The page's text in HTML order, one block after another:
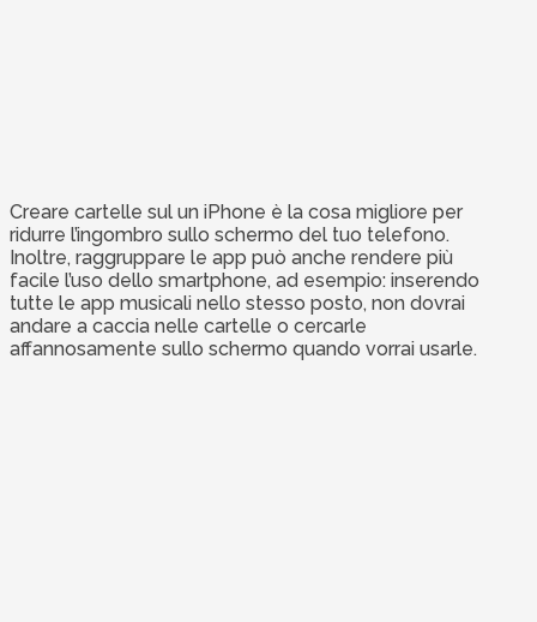
Creare cartelle sul un iPhone è la cosa migliore per
ridurre l’ingombro sullo schermo del tuo telefono.
Inoltre, raggruppare le app può anche rendere più
facile l’uso dello smartphone, ad esempio: inserendo
tutte le app musicali nello stesso posto, non dovrai
andare a caccia nelle cartelle o cercarle
affannosamente sullo schermo quando vorrai usarle.